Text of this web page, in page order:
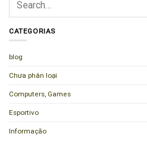
CATEGORIAS
blog
Chưa phân loại
Computers, Games
Esportivo
Informação